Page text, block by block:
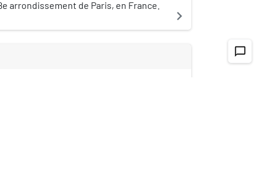
arrondissement de Paris, en France.
navigate_next
chat_bubble_outline